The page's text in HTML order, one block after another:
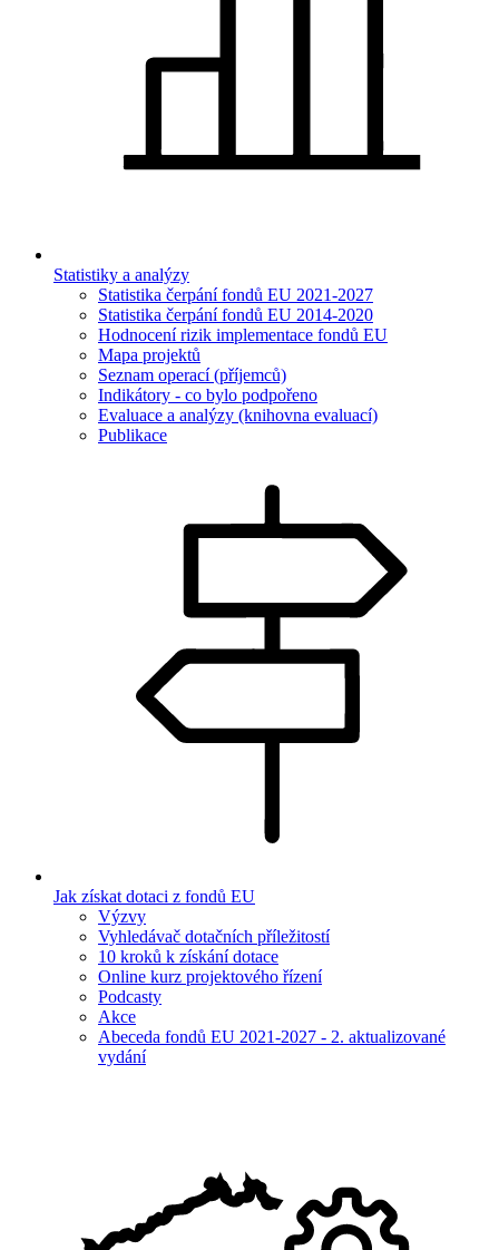
Statistiky a analýzy
Statistika čerpání fondů EU 2021-2027
Statistika čerpání fondů EU 2014-2020
Hodnocení rizik implementace fondů EU
Mapa projektů
Seznam operací (příjemců)
Indikátory - co bylo podpořeno
Evaluace a analýzy (knihovna evaluací)
Publikace
Jak získat dotaci z fondů EU
Výzvy
Vyhledávač dotačních příležitostí
10 kroků k získání dotace
Online kurz projektového řízení
Podcasty
Akce
Abeceda fondů EU 2021-2027 - 2. aktualizované
vydání